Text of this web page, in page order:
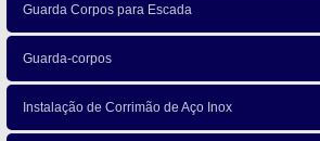
Guarda Corpos para Escada
Guarda-corpos
Instalação de Corrimão de Aço Inox